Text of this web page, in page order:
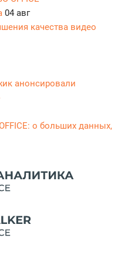
04 авг
качества видео
анонсировали
о больших данных,